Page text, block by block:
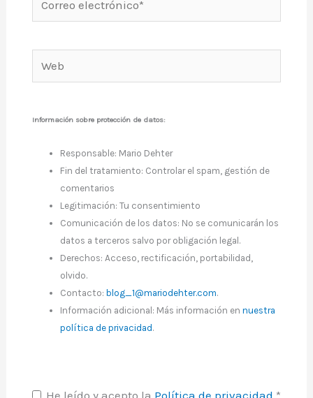
electrónico*
Información sobre protección de datos:
Responsable: Mario Dehter
Fin del tratamiento: Controlar el spam, gestión de
comentarios
Legitimación: Tu consentimiento
Comunicación de los datos: No se comunicarán los
datos a terceros salvo por obligación legal.
Derechos: Acceso, rectificación, portabilidad,
olvido.
Contacto:blog_1@mariodehter.com.
Información adicional: Más información ennuestra
política de privacidad.
He leído y acepto la Política de privacidad *